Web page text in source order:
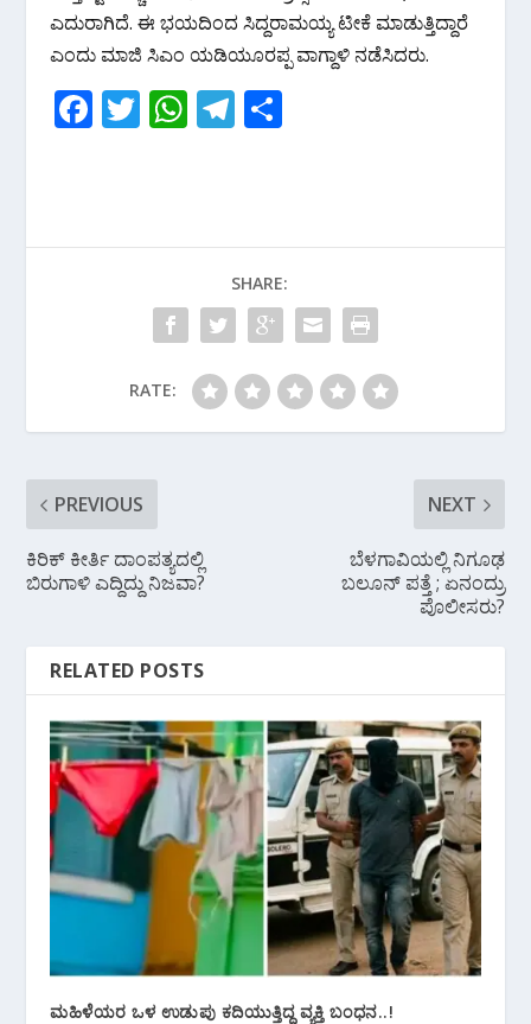
ಎದುರಾಗಿದೆ. ಈ ಭಯದಿಂದ ಸಿದ್ದರಾಮಯ್ಯ ಟೀಕೆ ಮಾಡುತ್ತಿದ್ದಾರೆ
ಎಂದು ಮಾಜಿ ಸಿಎಂ ಯಡಿಯೂರಪ್ಪ ವಾಗ್ದಾಳಿ ನಡೆಸಿದರು.
F
o
T W
A
p
p
T
a
m
SHARE:
RATE:
PREVIOUS
ಕಿರಿಕ್ ಕೀರ್ತಿ ದಾಂಪತ್ಯದಲ್ಲಿ
ಬಿರುಗಾಳಿ ಎದ್ದಿದ್ದು ನಿಜವಾ?
NEXT
ಬೆಳಗಾವಿಯಲ್ಲಿ ನಿಗೂಢ
ಬಲೂನ್ ಪತ್ತೆ ; ಏನಂದ್ರು
ಪೊಲೀಸರು?
RELATED POSTS
ಮಹಿಳೆಯರ ಒಳ‌ ಉಡುಪು ಕದಿಯುತ್ತಿದ್ದ ವ್ಯಕ್ತಿ ಬಂಧನ..!